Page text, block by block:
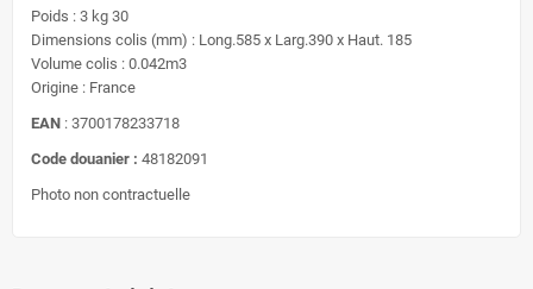
Poids : 3 kg 30
Dimensions colis (mm) : Long.585 x Larg.390 x Haut. 185
Volume colis : 0.042m3
Origine : France
EAN : 3700178233718
Code douanier : 48182091
Photo non contractuelle